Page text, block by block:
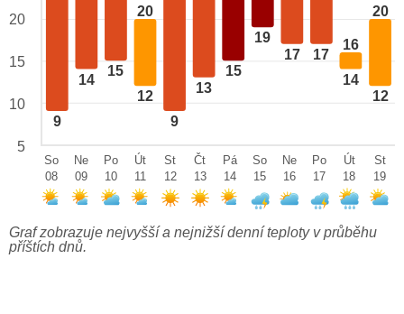
9
14
15
20
12
9
13
15
19
17 17
16
14
20
12
20
15
10
5
So
08
Ne
09
Po
10
Út
11
St
12
Čt
13
Pá
14
So
15
Ne
16
Po
17
Út
18
St
19
Graf zobrazuje nejvyšší a nejnižší denní teploty v průběhu
příštích dnů.